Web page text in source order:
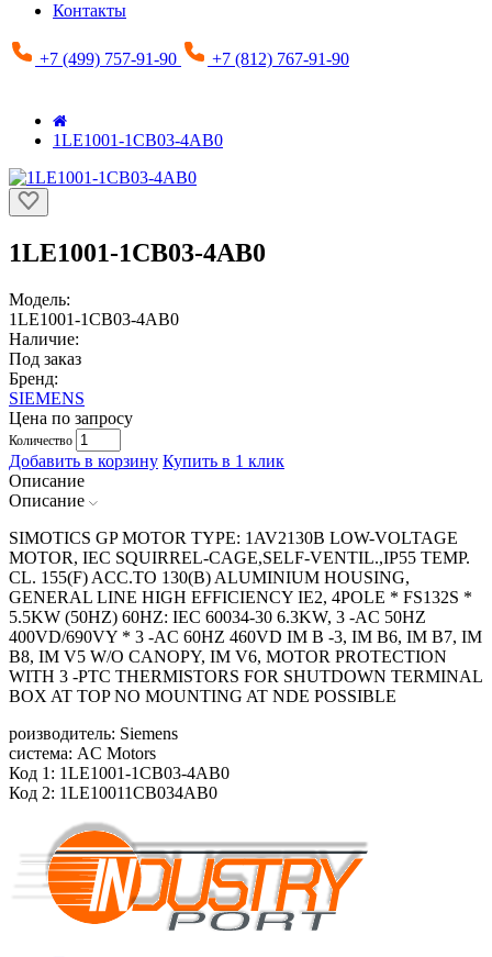
Контакты
+7 (499) 757-91-90 +7 (812) 767-91-90
1LE1001-1CB03-4AB0
1LE1001-1CB03-4AB0
Модель:
1LE1001-1CB03-4AB0
Наличие:
Под заказ
Бренд:
SIEMENS
Цена по запросу
Количество
Добавить в корзину Купить в 1 клик
Описание
Описание
SIMOTICS GP MOTOR TYPE: 1AV2130B LOW-VOLTAGE
MOTOR, IEC SQUIRREL-CAGE,SELF-VENTIL.,IP55 TEMP.
CL. 155(F) ACC.TO 130(B) ALUMINIUM HOUSING,
GENERAL LINE HIGH EFFICIENCY IE2, 4POLE * FS132S *
5.5KW (50HZ) 60HZ: IEC 60034-30 6.3KW, 3 -AC 50HZ
400VD/690VY * 3 -AC 60HZ 460VD IM B -3, IM B6, IM B7, IM
B8, IM V5 W/O CANOPY, IM V6, MOTOR PROTECTION
WITH 3 -PTC THERMISTORS FOR SHUTDOWN TERMINAL
BOX AT TOP NO MOUNTING AT NDE POSSIBLE
роизводитель: Siemens
система: AC Motors
Код 1: 1LE1001-1CB03-4AB0
Код 2: 1LE10011CB034AB0